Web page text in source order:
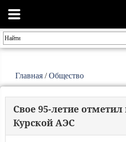
Главная /Общество
Свое 95-летие
Курской АЭС